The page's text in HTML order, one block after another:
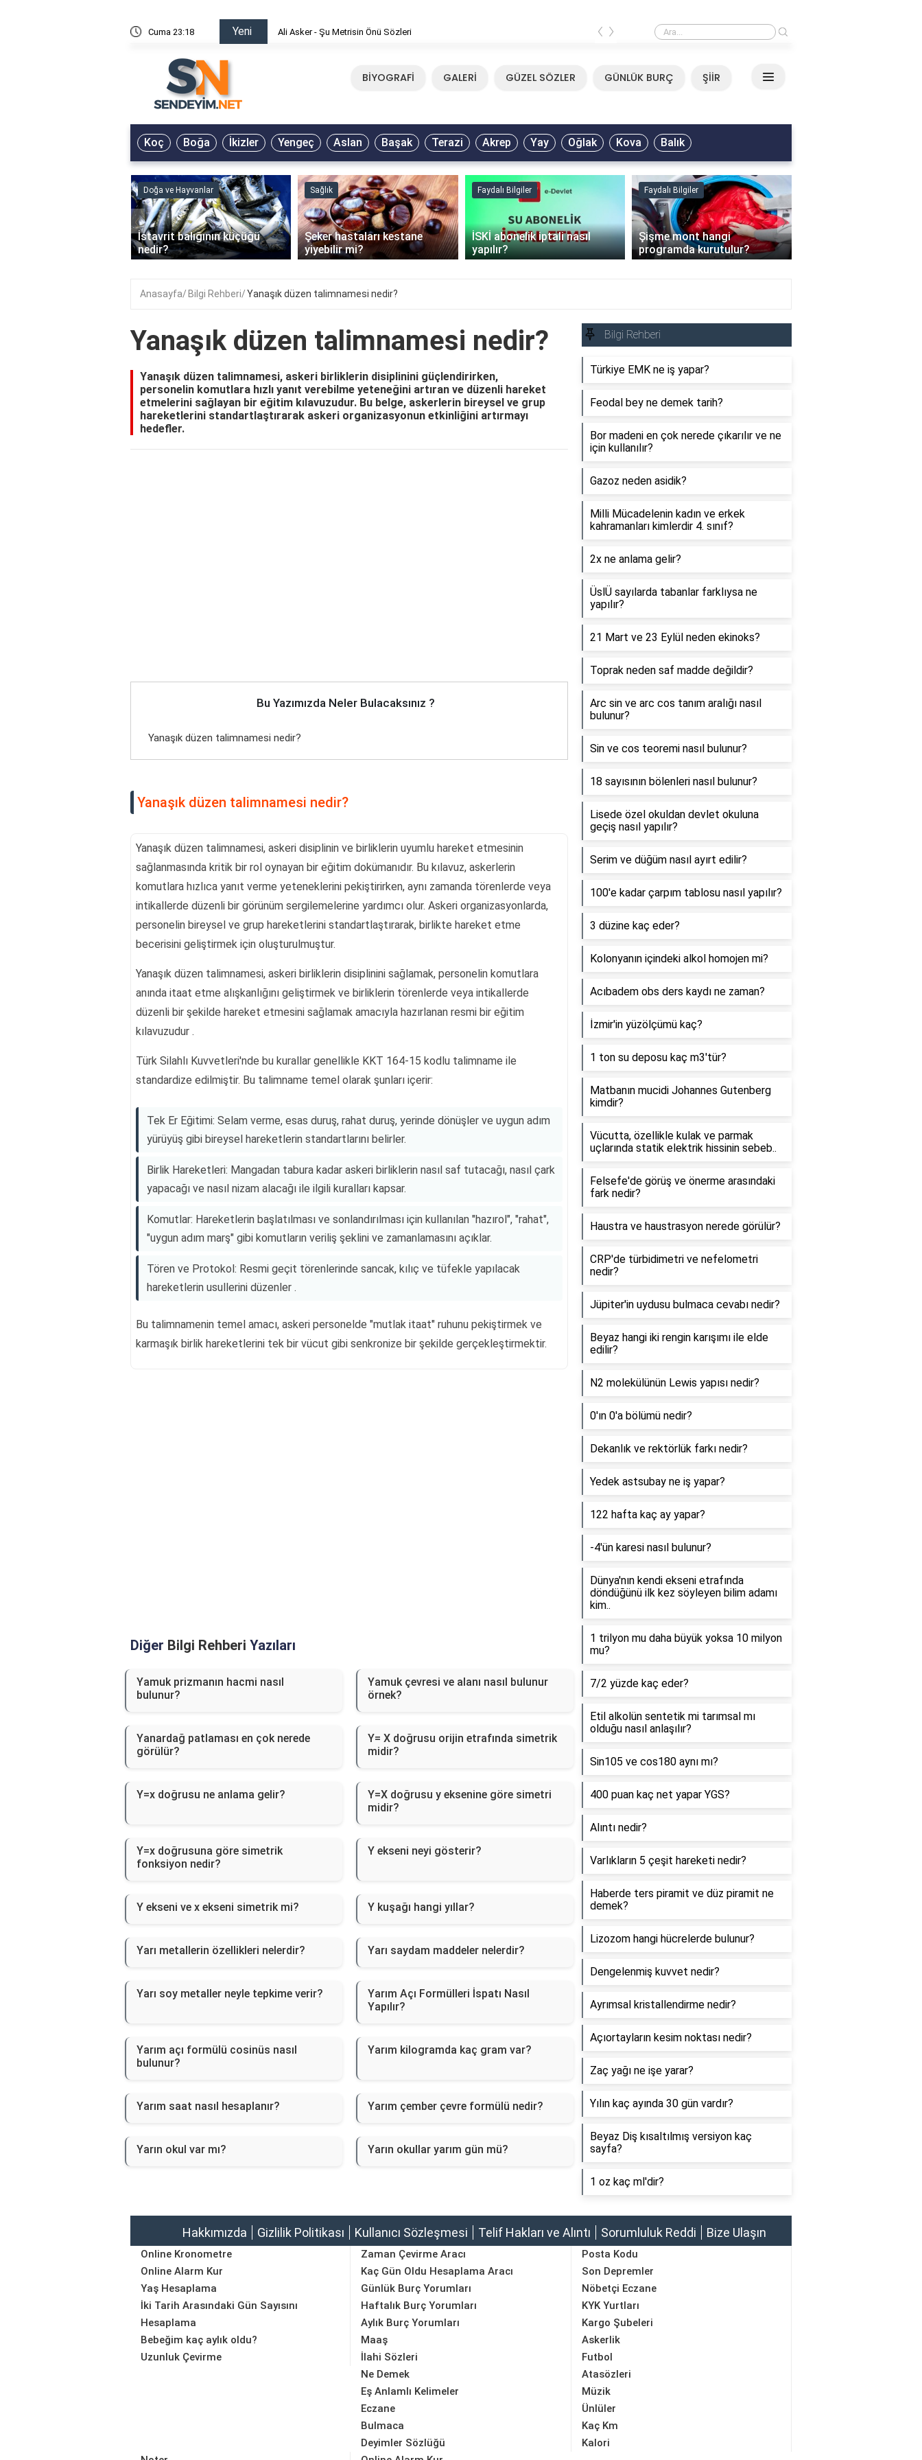
Cuma 23:18 Yeni Ali Asker - Şu Metrisin Önü Sözleri Mirkelam - Tavla Sözleri
‹ ›
BİYOGRAFİ GALERİ GÜZEL SÖZLER GÜNLÜK BURÇ ŞİİR
Koç Boğa İkizler Yengeç Aslan Başak Terazi Akrep Yay Oğlak Kova Balık
Doğa ve Hayvanlar
İstavrit balığının küçüğü
nedir?
Sağlık
Şeker hastaları kestane
yiyebilir mi?
Faydalı Bilgiler
İSKİ abonelik iptali nasıl
yapılır?
Faydalı Bilgiler
Şişme mont hangi
programda kurutulur?
‹ ›
Anasayfa Bilgi Rehberi Yanaşık düzen talimnamesi nedir?
Yanaşık düzen talimnamesi nedir?
Yanaşık düzen talimnamesi, askeri birliklerin disiplinini güçlendirirken,
personelin komutlara hızlı yanıt verebilme yeteneğini artıran ve düzenli hareket
etmelerini sağlayan bir eğitim kılavuzudur. Bu belge, askerlerin bireysel ve grup
hareketlerini standartlaştırarak askeri organizasyonun etkinliğini artırmayı
hedefler.
Bu Yazımızda Neler Bulacaksınız ?
Yanaşık düzen talimnamesi nedir?
Yanaşık düzen talimnamesi nedir?
Yanaşık düzen talimnamesi, askeri disiplinin ve birliklerin uyumlu hareket etmesinin
sağlanmasında kritik bir rol oynayan bir eğitim dokümanıdır. Bu kılavuz, askerlerin
komutlara hızlıca yanıt verme yeteneklerini pekiştirirken, aynı zamanda törenlerde veya
intikallerde düzenli bir görünüm sergilemelerine yardımcı olur. Askeri organizasyonlarda,
personelin bireysel ve grup hareketlerini standartlaştırarak, birlikte hareket etme
becerisini geliştirmek için oluşturulmuştur.
Yanaşık düzen talimnamesi, askeri birliklerin disiplinini sağlamak, personelin komutlara
anında itaat etme alışkanlığını geliştirmek ve birliklerin törenlerde veya intikallerde
düzenli bir şekilde hareket etmesini sağlamak amacıyla hazırlanan resmi bir eğitim
kılavuzudur .
Türk Silahlı Kuvvetleri'nde bu kurallar genellikle KKT 164-15 kodlu talimname ile
standardize edilmiştir. Bu talimname temel olarak şunları içerir:
Tek Er Eğitimi: Selam verme, esas duruş, rahat duruş, yerinde dönüşler ve uygun adım
yürüyüş gibi bireysel hareketlerin standartlarını belirler.
Birlik Hareketleri: Mangadan tabura kadar askeri birliklerin nasıl saf tutacağı, nasıl çark
yapacağı ve nasıl nizam alacağı ile ilgili kuralları kapsar.
Komutlar: Hareketlerin başlatılması ve sonlandırılması için kullanılan "hazırol", "rahat",
"uygun adım marş" gibi komutların veriliş şeklini ve zamanlamasını açıklar.
Tören ve Protokol: Resmi geçit törenlerinde sancak, kılıç ve tüfekle yapılacak
hareketlerin usullerini düzenler .
Bu talimnamenin temel amacı, askeri personelde "mutlak itaat" ruhunu pekiştirmek ve
karmaşık birlik hareketlerini tek bir vücut gibi senkronize bir şekilde gerçekleştirmektir.
Diğer Bilgi Rehberi Yazıları
Yamuk prizmanın hacmi nasıl
bulunur?
Yamuk çevresi ve alanı nasıl bulunur
örnek?
Yanardağ patlaması en çok nerede
görülür?
Y= X doğrusu orijin etrafında simetrik
midir?
Y=x doğrusu ne anlama gelir?
Y=X doğrusu y eksenine göre simetri
midir?
Y=x doğrusuna göre simetrik
fonksiyon nedir?
Y ekseni neyi gösterir?
Y ekseni ve x ekseni simetrik mi? Y kuşağı hangi yıllar?
Yarı metallerin özellikleri nelerdir? Yarı saydam maddeler nelerdir?
Yarı soy metaller neyle tepkime verir?
Yarım Açı Formülleri İspatı Nasıl
Yapılır?
Yarım açı formülü cosinüs nasıl
bulunur?
Yarım kilogramda kaç gram var?
Yarım saat nasıl hesaplanır? Yarım çember çevre formülü nedir?
Yarın okul var mı? Yarın okullar yarım gün mü?
Bilgi Rehberi
Türkiye EMK ne iş yapar?
Feodal bey ne demek tarih?
Bor madeni en çok nerede çıkarılır ve ne
için kullanılır?
Gazoz neden asidik?
Milli Mücadelenin kadın ve erkek
kahramanları kimlerdir 4. sınıf?
2x ne anlama gelir?
ÜslÜ sayılarda tabanlar farklıysa ne
yapılır?
21 Mart ve 23 Eylül neden ekinoks?
Toprak neden saf madde değildir?
Arc sin ve arc cos tanım aralığı nasıl
bulunur?
Sin ve cos teoremi nasıl bulunur?
18 sayısının bölenleri nasıl bulunur?
Lisede özel okuldan devlet okuluna
geçiş nasıl yapılır?
Serim ve düğüm nasıl ayırt edilir?
100'e kadar çarpım tablosu nasıl yapılır?
3 düzine kaç eder?
Kolonyanın içindeki alkol homojen mi?
Acıbadem obs ders kaydı ne zaman?
İzmir'in yüzölçümü kaç?
1 ton su deposu kaç m3'tür?
Matbanın mucidi Johannes Gutenberg
kimdir?
Vücutta, özellikle kulak ve parmak
uçlarında statik elektrik hissinin sebeb..
Felsefe'de görüş ve önerme arasındaki
fark nedir?
Haustra ve haustrasyon nerede görülür?
CRP'de türbidimetri ve nefelometri
nedir?
Jüpiter'in uydusu bulmaca cevabı nedir?
Beyaz hangi iki rengin karışımı ile elde
edilir?
N2 molekülünün Lewis yapısı nedir?
0'ın 0'a bölümü nedir?
Dekanlık ve rektörlük farkı nedir?
Yedek astsubay ne iş yapar?
122 hafta kaç ay yapar?
-4'ün karesi nasıl bulunur?
Dünya'nın kendi ekseni etrafında
döndüğünü ilk kez söyleyen bilim adamı
kim..
1 trilyon mu daha büyük yoksa 10 milyon
mu?
7/2 yüzde kaç eder?
Etil alkolün sentetik mi tarımsal mı
olduğu nasıl anlaşılır?
Sin105 ve cos180 aynı mı?
400 puan kaç net yapar YGS?
Alıntı nedir?
Varlıkların 5 çeşit hareketi nedir?
Haberde ters piramit ve düz piramit ne
demek?
Lizozom hangi hücrelerde bulunur?
Dengelenmiş kuvvet nedir?
Ayrımsal kristallendirme nedir?
Açıortayların kesim noktası nedir?
Zaç yağı ne işe yarar?
Yılın kaç ayında 30 gün vardır?
Beyaz Diş kısaltılmış versiyon kaç
sayfa?
1 oz kaç ml'dir?
Hakkımızda Gizlilik Politikası Kullanıcı Sözleşmesi Telif Hakları ve Alıntı Sorumluluk Reddi Bize Ulaşın
Online Kronometre
Online Alarm Kur
Yaş Hesaplama
İki Tarih Arasındaki Gün Sayısını
Hesaplama
Bebeğim kaç aylık oldu?
Uzunluk Çevirme
Zaman Çevirme Aracı
Kaç Gün Oldu Hesaplama Aracı
Günlük Burç Yorumları
Haftalık Burç Yorumları
Aylık Burç Yorumları
Maaş
Posta Kodu
Son Depremler
Nöbetçi Eczane
KYK Yurtları
Kargo Şubeleri
Askerlik
İlahi Sözleri
Ne Demek
Eş Anlamlı Kelimeler
Eczane
Bulmaca
Deyimler Sözlüğü
Futbol
Atasözleri
Müzik
Ünlüler
Kaç Km
Kalori